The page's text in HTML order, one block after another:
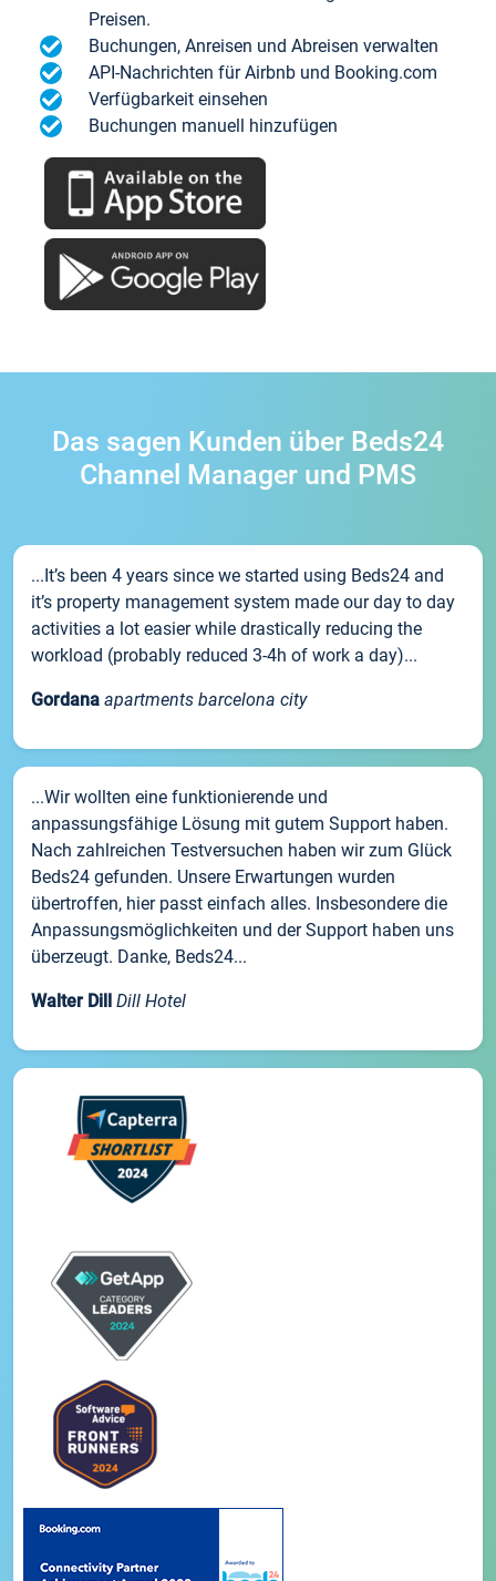
Preisen.
Buchungen, Anreisen und Abreisen verwalten
API-Nachrichten für Airbnb und Booking.com
Verfügbarkeit einsehen
Buchungen manuell hinzufügen
Das sagen Kunden über Beds24
Channel Manager und PMS
...It’s been 4 years since we started using Beds24 and
it’s property management system made our day to day
activities a lot easier while drastically reducing the
workload (probably reduced 3-4h of work a day)...
Gordana apartments barcelona city
...Wir wollten eine funktionierende und
anpassungsfähige Lösung mit gutem Support haben.
Nach zahlreichen Testversuchen haben wir zum Glück
Beds24 gefunden. Unsere Erwartungen wurden
übertroffen, hier passt einfach alles. Insbesondere die
Anpassungsmöglichkeiten und der Support haben uns
überzeugt. Danke, Beds24...
Walter Dill Dill Hotel